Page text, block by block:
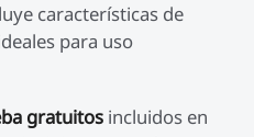
características de
para uso
gratuitosincluidos en